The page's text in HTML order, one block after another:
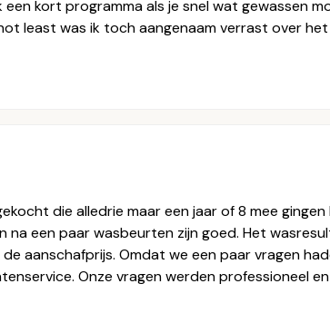
kort programma als je snel wat gewassen
least was ik toch aangenaam verrast over
die alledrie maar een jaar of 8 mee
een paar wasbeurten zijn goed. Het
aanschafprijs. Omdat we een paar vragen
Onze vragen werden professioneel